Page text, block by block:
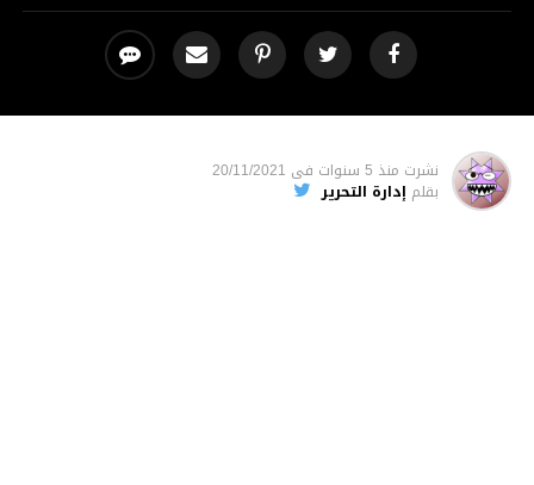
نشرت منذ 5 سنوات فى 20/11/2021
بقلم إدارة التحرير